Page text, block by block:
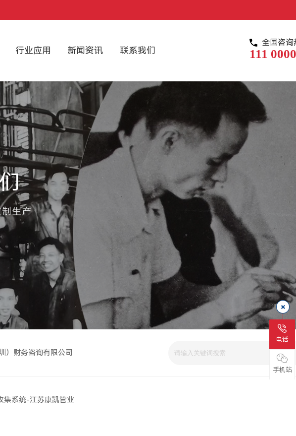
行业应用 新闻资讯 联系我们
全国咨询
111
生产
）财务咨询有限公司
集系统-江苏康凯管业
电话
手机站